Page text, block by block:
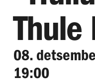
Thule
08.
19:00